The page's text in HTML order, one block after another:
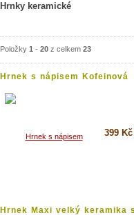
Hrnky keramické
Položky 1 - 20 z celkem 23
Hrnek s nápisem Kofeinová
399 Kč
Hrnek Maxi velký keramika